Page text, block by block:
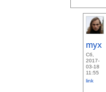
myx
Сб,
2017-
03-18
11:55
link